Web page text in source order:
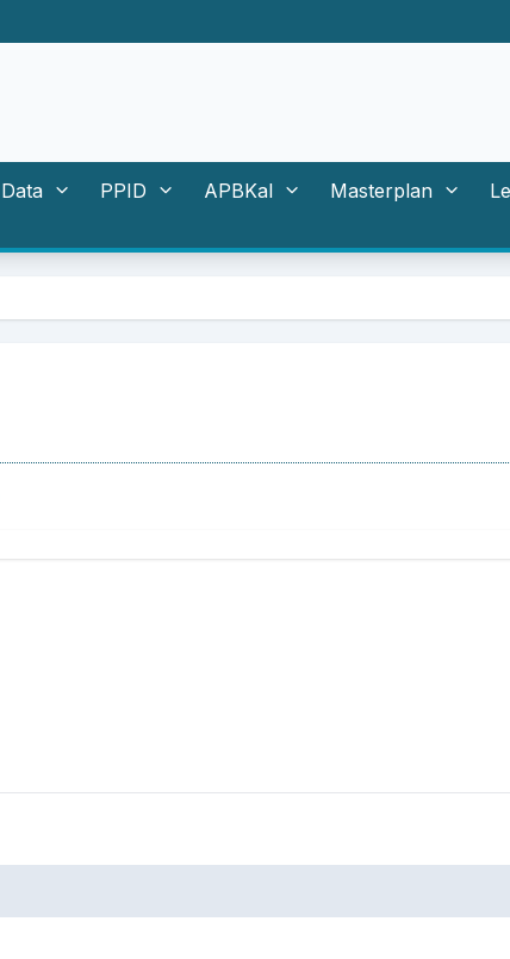
Data PPID APBKal Masterplan